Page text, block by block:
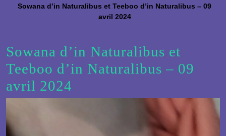
Sowana d’in Naturalibus et Teeboo d’in Naturalibus – 09
avril 2024
Sowana d’in Naturalibus et
Teeboo d’in Naturalibus – 09
avril 2024